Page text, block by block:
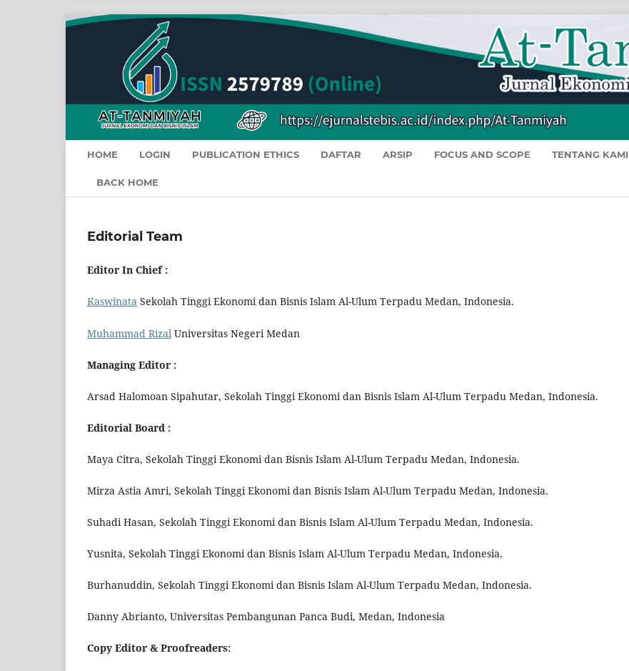
HOME LOGIN PUBLICATION ETHICS DAFTAR ARSIP FOCUS AND SCOPE TENTANG KAMI
BACK HOME
Editorial Team
Editor In Chief :
Kaswinata Sekolah Tinggi Ekonomi dan Bisnis Islam Al-Ulum Terpadu Medan, Indonesia.
Muhammad Rizal Universitas Negeri Medan
Managing Editor :
Arsad Halomoan Sipahutar, Sekolah Tinggi Ekonomi dan Bisnis Islam Al-Ulum Terpadu Medan, Indonesia.
Editorial Board :
Maya Citra, Sekolah Tinggi Ekonomi dan Bisnis Islam Al-Ulum Terpadu Medan, Indonesia.
Mirza Astia Amri, Sekolah Tinggi Ekonomi dan Bisnis Islam Al-Ulum Terpadu Medan, Indonesia.
Suhadi Hasan, Sekolah Tinggi Ekonomi dan Bisnis Islam Al-Ulum Terpadu Medan, Indonesia.
Yusnita, Sekolah Tinggi Ekonomi dan Bisnis Islam Al-Ulum Terpadu Medan, Indonesia.
Burhanuddin, Sekolah Tinggi Ekonomi dan Bisnis Islam Al-Ulum Terpadu Medan, Indonesia.
Danny Abrianto, Universitas Pembangunan Panca Budi, Medan, Indonesia
Copy Editor & Proofreaders: